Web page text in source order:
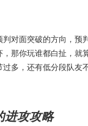
对面突破的方向，
那你玩谁都白扯，
多，还有低分段队友
进攻攻略